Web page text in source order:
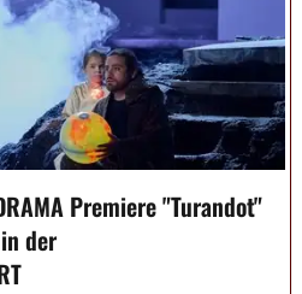
Premiere "Turandot"
der